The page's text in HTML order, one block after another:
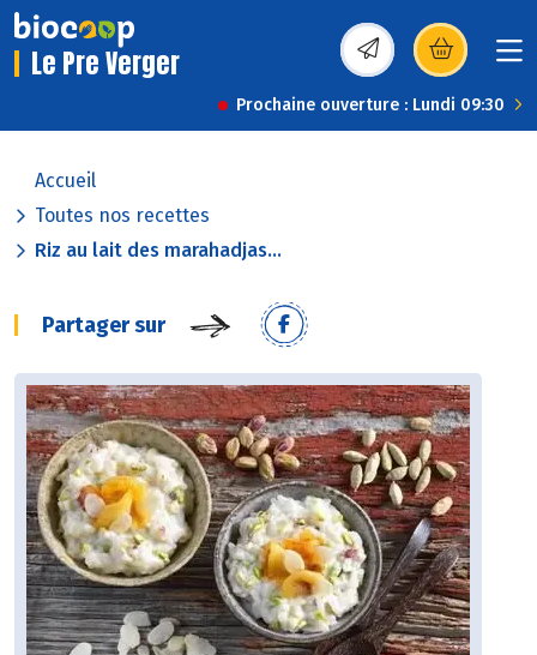
Le Pre Verger (s’ouvre dans une
Prochaine ouverture : Lundi 09:30
Accueil
Toutes nos recettes
Riz au lait des marahadjas...
Partager sur